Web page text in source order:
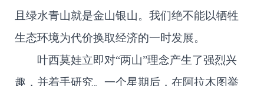
且绿水青山就是金山银山。我们绝不能以牺牲
生态环境为代价换取经济的一时发展。
叶西莫娃立即对“两山”理念产生了强烈兴
趣，并着手研究。一个星期后，在阿拉木图举